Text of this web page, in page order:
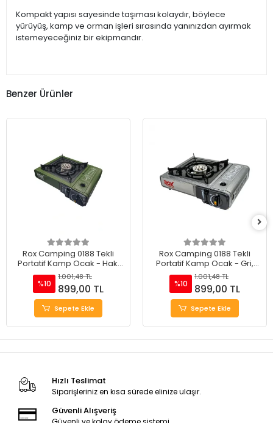
Kompakt yapısı sayesinde taşıması kolaydır, böylece
yürüyüş, kamp ve orman işleri sırasında yanınızdan ayırmak
istemeyeceğiniz bir ekipmandır.
Benzer Ürünler
Rox Camping 0188 Tekli
Portatif Kamp Ocak - Haki
Yeşil, Rüzgarlıklı, Ekstra Gaz
Girişli
%10
1.001,48 TL
899,00 TL
Sepete Ekle
Rox Camping 0188 Tekli
Portatif Kamp Ocak - Gri,
Rüzgarlıklı, Ekstra Gaz Girişli
%10
1.001,48 TL
899,00 TL
Sepete Ekle
Hızlı Teslimat
Siparişleriniz en kısa sürede elinize ulaşır.
Güvenli Alışveriş